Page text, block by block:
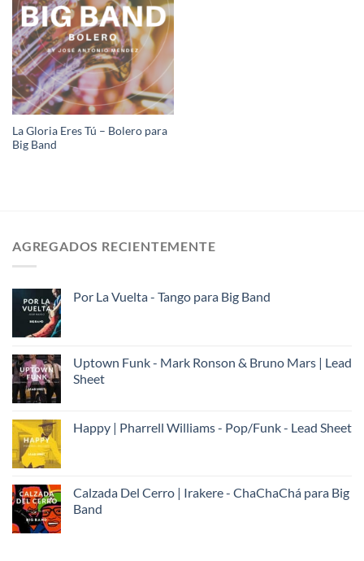
La Gloria Eres Tú – Bolero para
Big Band
AGREGADOS RECIENTEMENTE
Por La Vuelta - Tango para Big Band
Uptown Funk - Mark Ronson & Bruno Mars | Lead
Sheet
Happy | Pharrell Williams - Pop/Funk - Lead Sheet
Calzada Del Cerro | Irakere - ChaChaChá para Big
Band